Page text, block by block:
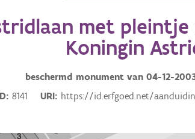
met
Koningin
beschermd monument van04-12-
8141 URI https://id.erfgoed.net/